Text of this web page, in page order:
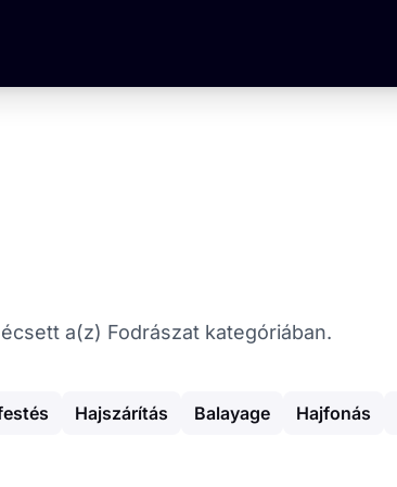
a(z) Fodrászat kategóriában.
Hajszárítás Balayage Hajfonás